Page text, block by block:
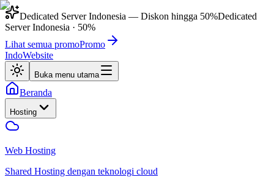
Dedicated Server Indonesia — Diskon hingga 50%Dedicated
Server Indonesia · 50%
Lihat semua promoPromo
IndoWebsite
Buka menu utama
Beranda
Hosting
Web Hosting
Shared Hosting dengan teknologi cloud